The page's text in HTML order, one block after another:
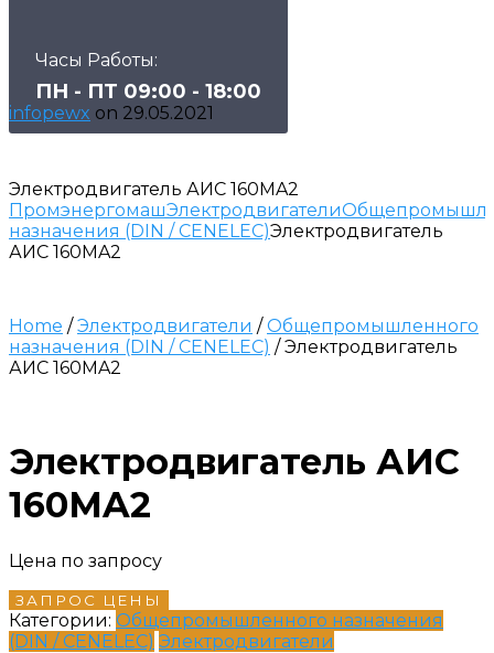
Часы Работы:
ПН - ПТ 09:00 - 18:00
infopewx on 29.05.2021
Электродвигатель АИС 160МA2
ПромэнергомашЭлектродвигатели
назначения (DIN / CENELEC)Электродвигатель
АИС 160МA2
Home /Электродвигатели /Общепромышленного
назначения (DIN / CENELEC) / Электродвигатель
АИС 160МA2
Электродвигатель АИС
160МA2
Цена по запросу
ЗАПРОС ЦЕНЫ
Категории: Общепромышленного назначения
(DIN / CENELEC) Электродвигатели